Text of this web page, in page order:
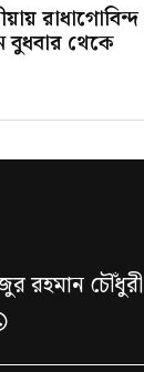
বুধবার থেকে
রহমান চৌঁধুরী